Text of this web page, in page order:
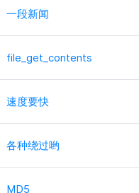
一段新闻
file_get_contents
速度要快
各种绕过哟
MD5